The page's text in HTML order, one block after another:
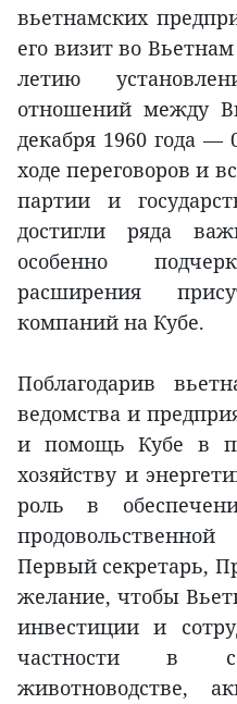
вьетнамских
его визит во
летию
отношений между
декабря 1960 года —
ходе переговоров и
партии и
достигли ряда
особенно
расширения
компаний на Кубе.
Поблагодарив
ведомства и
и помощь Кубе в
хозяйству и
роль в
продовольственной
Первый секретарь,
желание, чтобы
инвестиции и
частности в
животноводстве,